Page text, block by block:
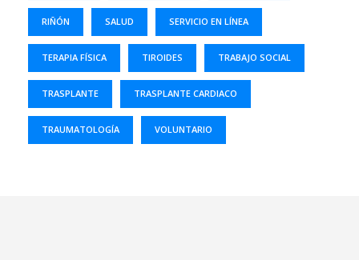
RIÑÓN SALUD SERVICIO EN LÍNEA
TERAPIA FÍSICA TIROIDES TRABAJO SOCIAL
TRASPLANTE TRASPLANTE CARDIACO
TRAUMATOLOGÍA VOLUNTARIO